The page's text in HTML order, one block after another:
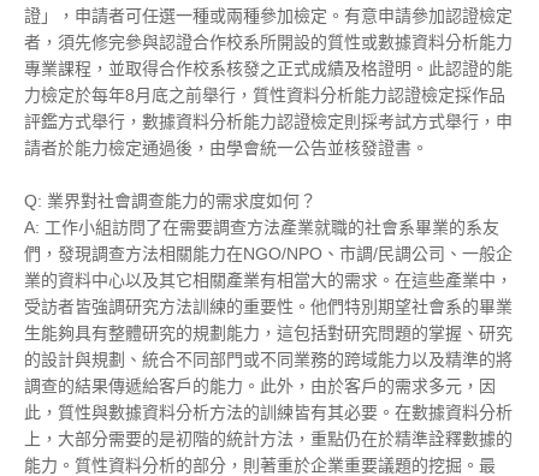
證」，申請者可任選一種或兩種參加檢定。有意申請參加認證檢定
者，須先修完參與認證合作校系所開設的質性或數據資料分析能力
專業課程，並取得合作校系核發之正式成績及格證明。此認證的能
力檢定於每年8月底之前舉行，質性資料分析能力認證檢定採作品
評鑑方式舉行， 數據資料分析能力認證檢定則 採考試方式舉行，申
請者於能力檢定通過後，由學會統一公告並核發證書。
Q: 業界對社會調查能力的需求度如何？
A: 工作小組訪問了在需要調查方法產業就職的社會系畢業的系友
們，發現調查方法相關能力在NGO/NPO、市調/民調公司、一般企
業的資料中心以及其它相關產業有相當大的需求。在這些產業中，
受訪者皆強調研究方法訓練的重要性。他們特別期望社會系的畢業
生能夠具有整體研究的規劃能力，這包括對研究問題的掌握、研究
的設計與規劃、統合不同部門或不同業務的跨域能力以及精準的將
調查的結果傳遞給客戶的能力。此外，由於客戶的需求多元，因
此，質性與數據資料分析方法的訓練皆有其必要。在數據資料分析
上，大部分需要的是初階的統計方法，重點仍在於精準詮釋數據的
能力。質性資料分析的部分，則著重於企業重要議題的挖掘。最